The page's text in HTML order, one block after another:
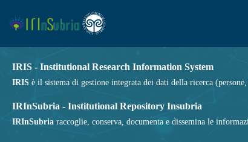
IRIS - Institutional Research Information System
IRIS è il sistema di gestione integrata dei dati della ricerca
IRInSubria - Institutional Repository Insubria
IRInSubria raccoglie, conserva, documenta e dissemina le